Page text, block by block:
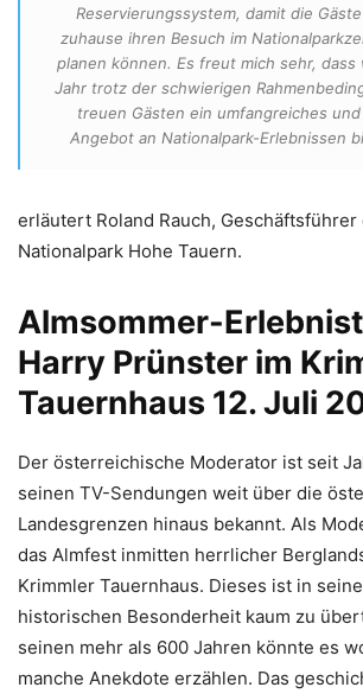
Reservierungssystem, damit die
zuhause ihren Besuch im
planen können. Es freut mich sehr, dass
Jahr trotz der schwierigen
treuen Gästen ein umfangreiches
Angebot an Nationalpark-Erlebnissen
erläutert Roland Rauch,
Nationalpark Hohe Tauern.
Almsommer-
Harry Prünster im
Tauernhaus 12. Juli
Der österreichische Moderator ist seit
seinen TV-Sendungen weit über die
Landesgrenzen hinaus bekannt. Als
das Almfest inmitten herrlicher
Krimmler Tauernhaus. Dieses ist in
historischen Besonderheit kaum zu
seinen mehr als 600 Jahren könnte es
manche Anekdote erzählen. Das